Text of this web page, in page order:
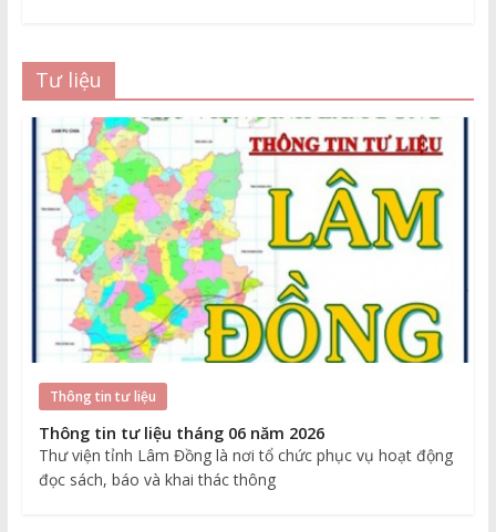
Tư liệu
Thông tin tư liệu
Thông tin tư liệu tháng 06 năm 2026
Thư viện tỉnh Lâm Đồng là nơi tổ chức phục vụ hoạt động
đọc sách, báo và khai thác thông